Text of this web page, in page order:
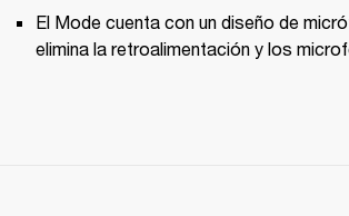
El Mode cuenta con un diseño de
elimina la retroalimentación y los